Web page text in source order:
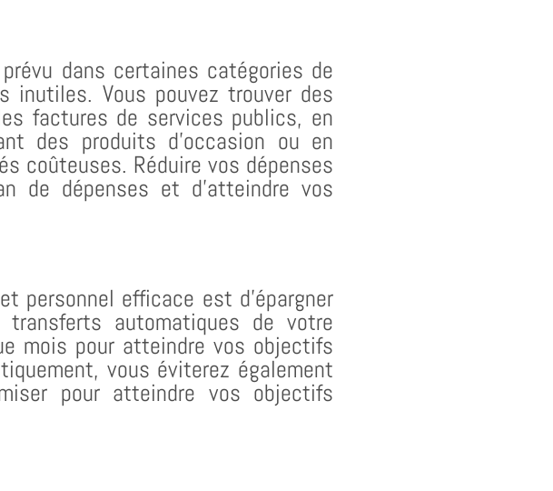
dans certaines catégories de
inutiles. Vous pouvez trouver des
factures de services publics, en
des produits d’occasion ou en
coûteuses. Réduire vos dépenses
de dépenses et d’atteindre vos
personnel efficace est d’épargner
transferts automatiques de votre
mois pour atteindre vos objectifs
vous éviterez également
pour atteindre vos objectifs